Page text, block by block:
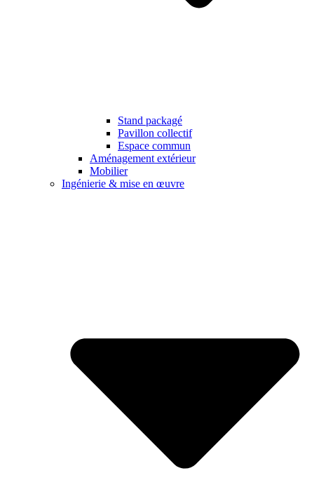
Stand packagé
Pavillon collectif
Espace commun
Aménagement extérieur
Mobilier
Ingénierie & mise en œuvre